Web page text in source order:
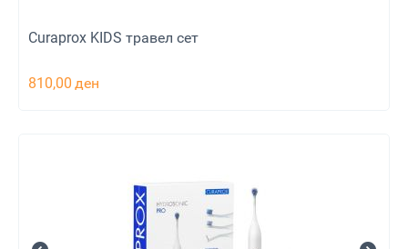
Curaprox KIDS травел сет
810,00 ден